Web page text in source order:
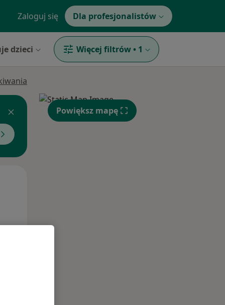
Zaloguj się Dla profesjonalistów
dzieci Więcej filtrów • 1
Powiększ mapę